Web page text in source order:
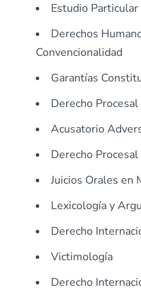
Estudio
Derechos
Convencionalidad
Garantías
Derecho
Acusatorio
Derecho
Juicios Orales en
Lexicología y
Derecho
Victimología
Derecho